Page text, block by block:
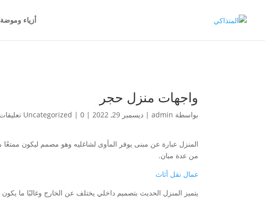
أزياء وموضة
واجهات منزل حجر
بواسطة admin
| ديسمبر 29, 2022 |
Uncategorized | 0 تعليقات
المنزل عبارة عن مبنى يوفر المأوى لشاغليه وهو مصمم ليكون
من عدة مبان.
عمال نقل أثاث
يتميز المنزل الحديث بتصميم داخلي يختلف عن الخارج وغالبًا ما